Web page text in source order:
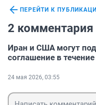
ПЕРЕЙТИ К
2
Иран и США могут
соглашение в
24 мая 2026, 03:55